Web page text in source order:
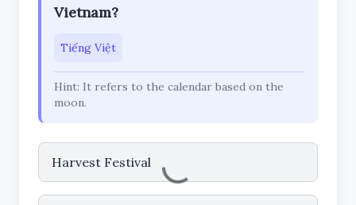
Vietnam?
Tiếng Việt
Hint: It refers to the calendar based on the
moon.
Harvest Festival